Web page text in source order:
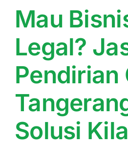
Mau
Legal?
Pendirian
Solusi